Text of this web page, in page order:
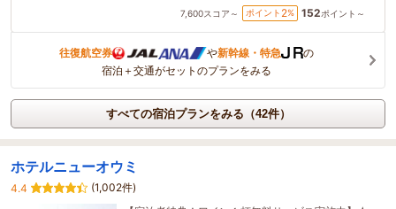
7,600スコア～ ポイント 2% 152ポイント～
往復航空券 や新幹線・特急
の
宿泊＋交通がセットのプランをみる
すべての宿泊プランをみる（42件）
ホテルニューオウミ
4.4
(1,002件)